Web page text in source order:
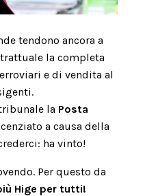
tendono ancora a
la completa
e di vendita al
la Posta
a causa della
ha vinto!
Per questo da
Hige per tutti!